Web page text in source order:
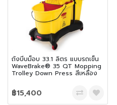
ถังบีบม็อบ 33.1 ลิตร แบบรถเข็น
WaveBrake® 35 QT Mopping
Trolley Down Press สีเหลือง
฿15,400